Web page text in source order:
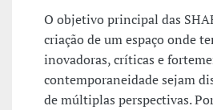
O objetivo principal das
criação de um espaço onde
inovadoras, críticas e
contemporaneidade sejam
de múltiplas perspectivas.